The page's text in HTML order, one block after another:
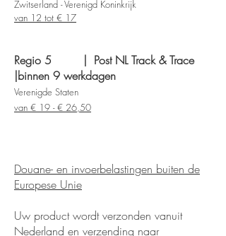
Zwitserland - Verenigd Koninkrijk
van 12 tot € 17
Regio 5 | Post NL Track & Trace
|binnen 9 werkdagen
Verenigde Staten
van € 19 - € 26,50
Douane- en invoerbelastingen buiten de
Europese Unie
Uw product wordt verzonden vanuit
Nederland en verzending naar